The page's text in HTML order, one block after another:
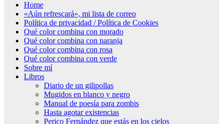
Home
«Aún refrescará», mi lista de correo
Política de privacidad / Política de Cookies
Qué color combina con morado
Qué color combina con naranja
Qué color combina con rosa
Qué color combina con verde
Sobre mí
Libros
Diario de un gilipollas
Mugidos en blanco y negro
Manual de poesía para zombis
Hasta agotar existencias
Perico Fernández que estás en los cielos